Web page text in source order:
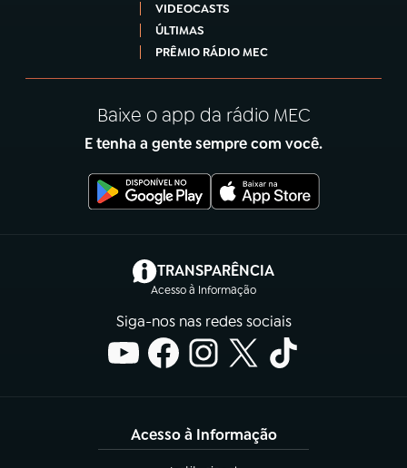
VIDEOCASTS
ÚLTIMAS
PRÊMIO RÁDIO MEC
Baixe o app da rádio MEC
E tenha a gente sempre com você.
TRANSPARÊNCIA
Acesso à Informação
(abre em nova aba)
Siga-nos nas redes sociais
Acesso à Informação